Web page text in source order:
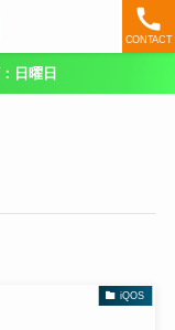
CONTACT
日曜日
iQOS